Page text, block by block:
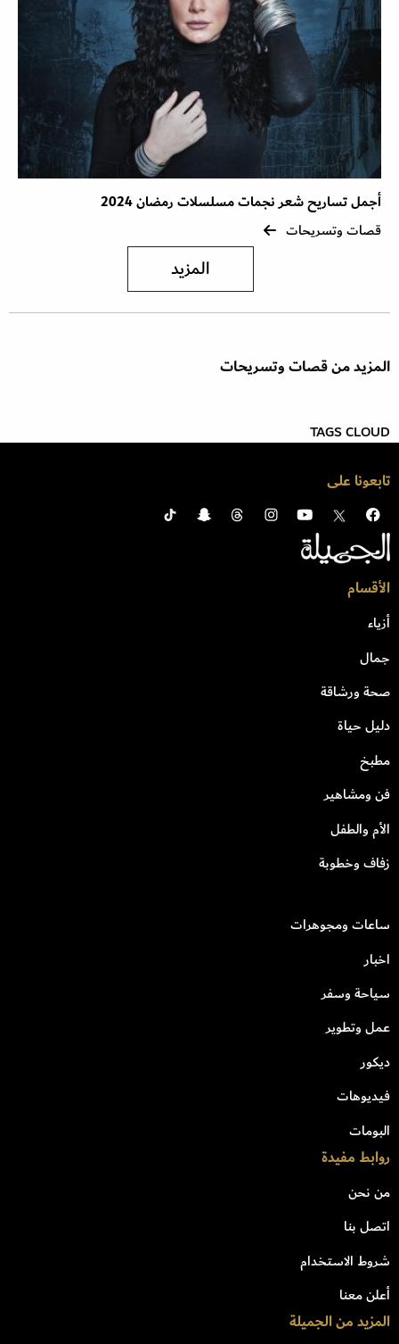
أجمل تساريح شعر نجمات مسلسلات رمضان 2024
قصات وتسريحات
المزيد
المزيد من قصات وتسريحات
TAGS CLOUD
تابعونا على
الأقسام
أزياء
جمال
صحة ورشاقة
دليل حياة
مطبخ
فن ومشاهير
الأم والطفل
زفاف وخطوبة
ساعات ومجوهرات
اخبار
سياحة وسفر
عمل وتطوير
ديكور
فيديوهات
البومات
روابط مفيدة
من نحن
اتصل بنا
شروط الاستخدام
أعلن معنا
المزيد من الجميلة